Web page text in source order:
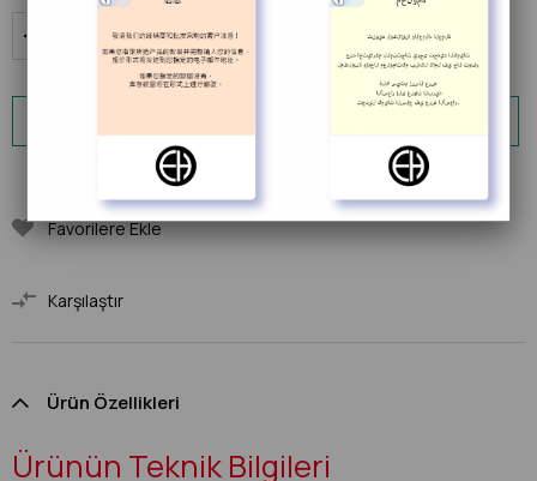
Favorilere Ekle
Karşılaştır
Ürün Özellikleri
Ürünün Teknik Bilgileri